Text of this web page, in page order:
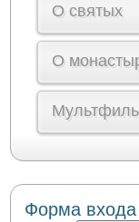
О святых
О
Форма входа